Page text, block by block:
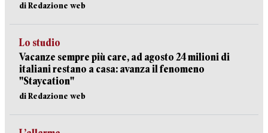
di Redazione web
Lo studio
Vacanze sempre più care, ad agosto 24 milioni di
italiani restano a casa: avanza il fenomeno
"Staycation"
di Redazione web